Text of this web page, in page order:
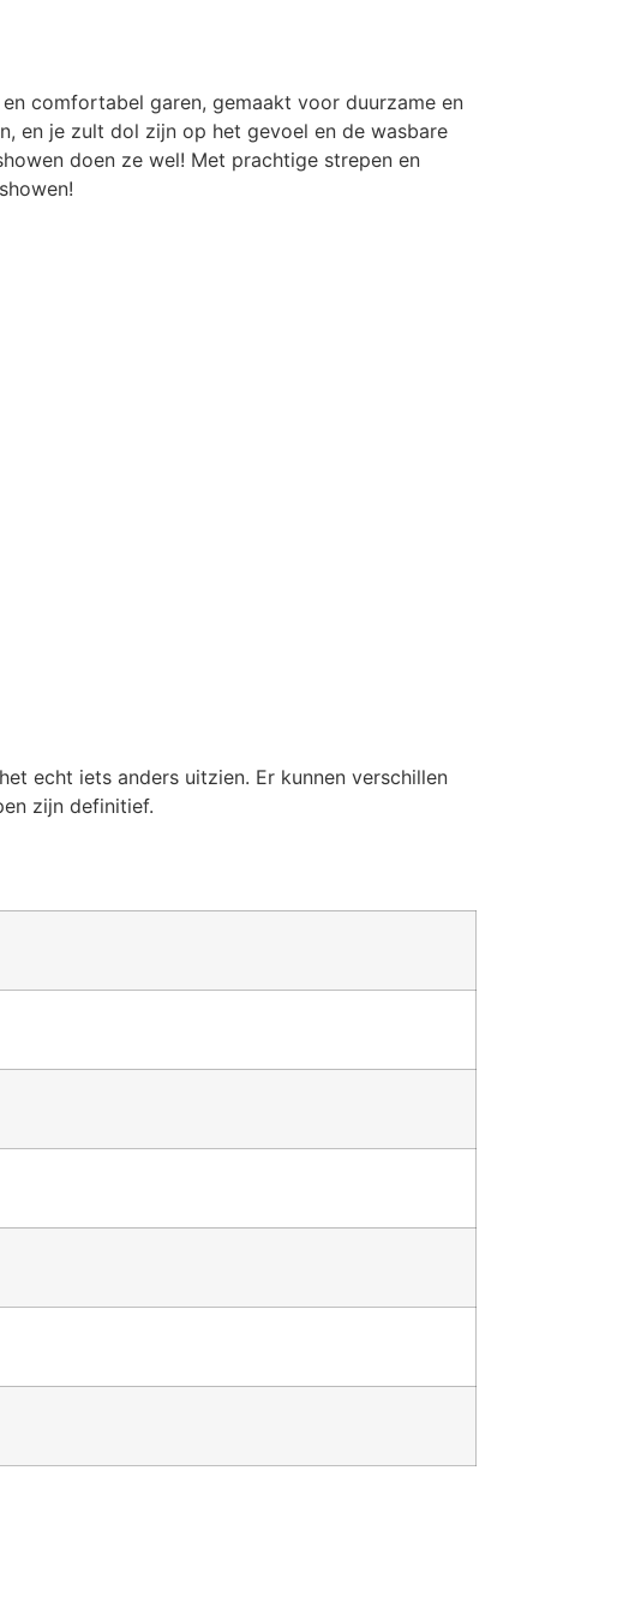
comfortabel garen, gemaakt voor duurzame en
en je zult dol zijn op het gevoel en de wasbare
doen ze wel! Met prachtige strepen en
echt iets anders uitzien. Er kunnen verschillen
zijn definitief.